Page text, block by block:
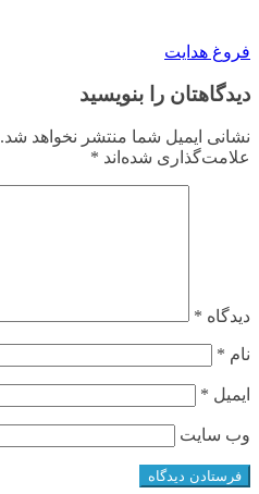
فروغ هدایت
دیدگاهتان را بنویسید
نشانی ایمیل شما منتشر نخواهد شد.
علامت‌گذاری شده‌اند *
دیدگاه *
نام *
ایمیل *
وب‌ سایت